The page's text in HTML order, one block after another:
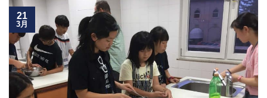
21
3月